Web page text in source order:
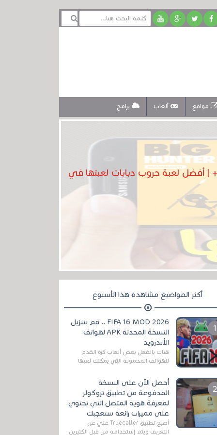
مواقع ألعاب برامج
: أفضل 10 ألعاب أندرويد جديدة ورهيبة ! هذه اللعبة رغم بساطتها ستدمن عليها | لعبة 18+ | أفضل لعبة حروب دبابات لعبتها في
أكثر المواضيع مشاهدة هذا الأسبوع
FIFA 16 MOD 2026 .. قم بتنزيل
النسخة المحدثة APK لهواتف
الأندرويد
هناك بالفعل بعض ألعاب كرة القدم
للهواتف المحمولة التي يمكنك لعبها
مثل EA Sports ...
أحصل الآن على النسخة
المدفوعة من تطبيق تروكولر
لمعرفة هوية المتصل التي تحتوي
على مميزات رائعة ستعجبك
أصبح تطبيق Truecaller غني عن
التعريف ويتم إستخدامه من قبل الكثيرين